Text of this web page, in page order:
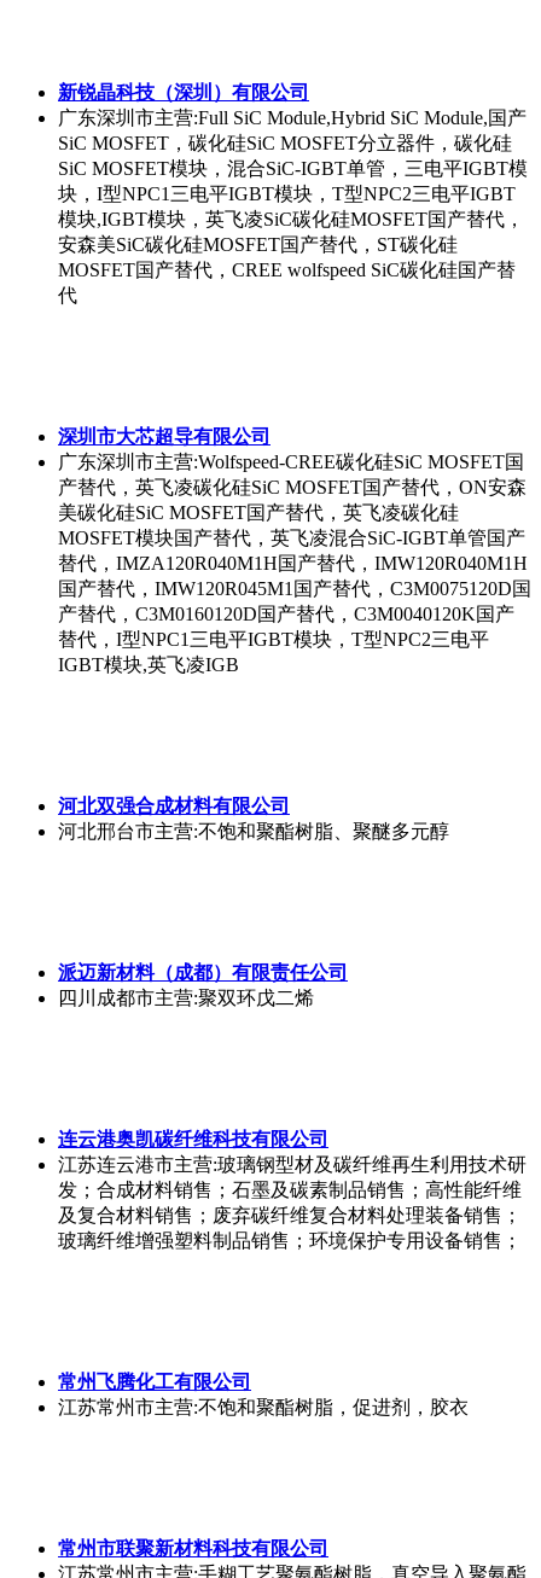
新锐晶科技（深圳）有限公司
广东深圳市主营:Full SiC Module,Hybrid SiC Module,国产
SiC MOSFET，碳化硅SiC MOSFET分立器件，碳化硅
SiC MOSFET模块，混合SiC-IGBT单管，三电平IGBT模
块，I型NPC1三电平IGBT模块，T型NPC2三电平IGBT
模块,IGBT模块，英飞凌SiC碳化硅MOSFET国产替代，
安森美SiC碳化硅MOSFET国产替代，ST碳化硅
MOSFET国产替代，CREE wolfspeed SiC碳化硅国产替
代
深圳市大芯超导有限公司
广东深圳市主营:Wolfspeed-CREE碳化硅SiC MOSFET国
产替代，英飞凌碳化硅SiC MOSFET国产替代，ON安森
美碳化硅SiC MOSFET国产替代，英飞凌碳化硅
MOSFET模块国产替代，英飞凌混合SiC-IGBT单管国产
替代，IMZA120R040M1H国产替代，IMW120R040M1H
国产替代，IMW120R045M1国产替代，C3M0075120D国
产替代，C3M0160120D国产替代，C3M0040120K国产
替代，I型NPC1三电平IGBT模块，T型NPC2三电平
IGBT模块,英飞凌IGB
河北双强合成材料有限公司
河北邢台市主营:不饱和聚酯树脂、聚醚多元醇
派迈新材料（成都）有限责任公司
四川成都市主营:聚双环戊二烯
连云港奥凯碳纤维科技有限公司
江苏连云港市主营:玻璃钢型材及碳纤维再生利用技术研
发；合成材料销售；石墨及碳素制品销售；高性能纤维
及复合材料销售；废弃碳纤维复合材料处理装备销售；
玻璃纤维增强塑料制品销售；环境保护专用设备销售；
常州飞腾化工有限公司
江苏常州市主营:不饱和聚酯树脂，促进剂，胶衣
常州市联聚新材料科技有限公司
江苏常州市主营:手糊工艺聚氨酯树脂，真空导入聚氨酯